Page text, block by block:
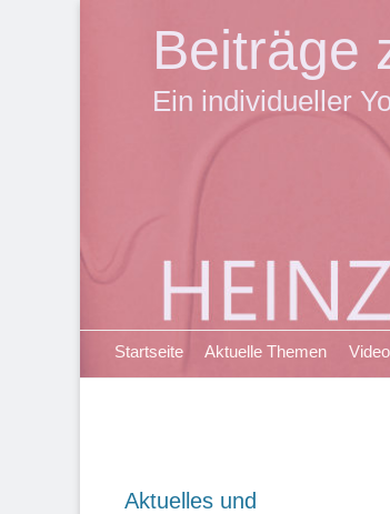
Beiträge
Ein individueller
Primäres Menü
ZumStartseite Aktuelle Themen
Aktuelles und